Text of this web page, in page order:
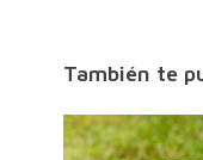
También te